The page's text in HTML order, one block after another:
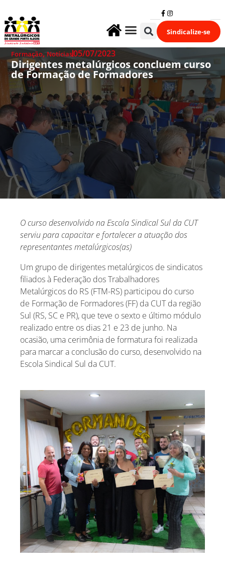
Sindicalize-se
Formação, Notícias05/07/2023
Dirigentes metalúrgicos concluem curso
de Formação de Formadores
O curso desenvolvido na Escola Sindical Sul da CUT
serviu para capacitar e fortalecer a atuação dos
representantes metalúrgicos(as)
Um grupo de dirigentes metalúrgicos de sindicatos
filiados à Federação dos Trabalhadores
Metalúrgicos do RS (FTM-RS) participou do curso
de Formação de Formadores (FF) da CUT da região
Sul (RS, SC e PR), que teve o sexto e último módulo
realizado entre os dias 21 e 23 de junho. Na
ocasião, uma cerimônia de formatura foi realizada
para marcar a conclusão do curso, desenvolvido na
Escola Sindical Sul da CUT.